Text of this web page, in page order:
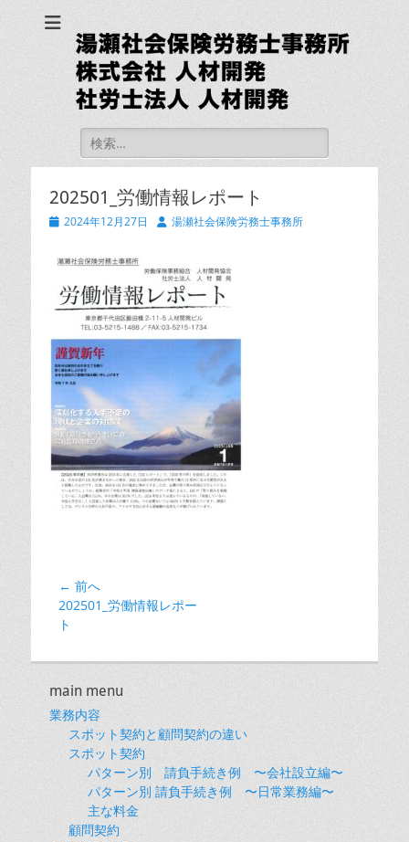
湯瀬社会保険労務士
事務所 社労士法人
人材開発
検
索:
202501_労働情報レポート
投 2024年12月27日
投 湯瀬社会保険労務士事務所
投
稿
ナ
ビ
ゲ
ー
シ
ョ
← 前へ
前
の
稿:
202501_労働情報レポー
ト
main menu
業務内容
スポット契約と顧問契約の違い
スポット契約
パターン別 請負手続き例 〜会社設立編〜
パターン別 請負手続き例 〜日常業務編〜
主な料金
顧問契約